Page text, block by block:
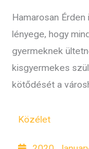
Hamarosan
lényege, hogy
gyermeknek
kisgyermekes
kötődését a
Közélet